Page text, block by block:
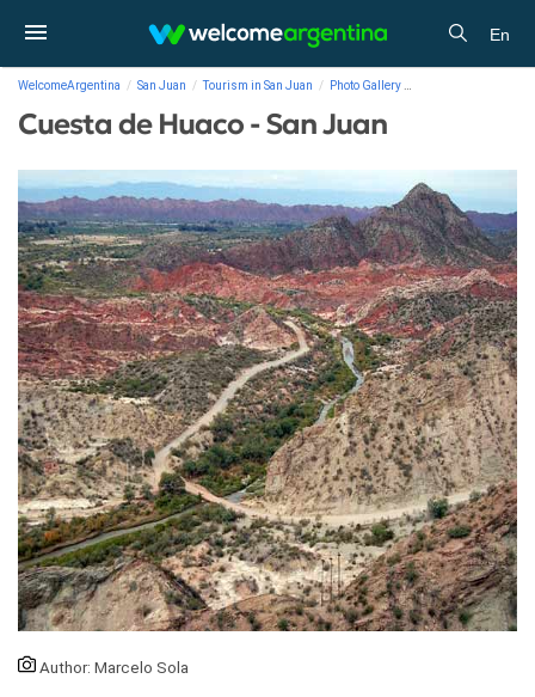
En
WelcomeArgentina San Juan Tourism in San Juan Photo Gallery
Cuesta de Huaco - San Juan
Author: Marcelo Sola